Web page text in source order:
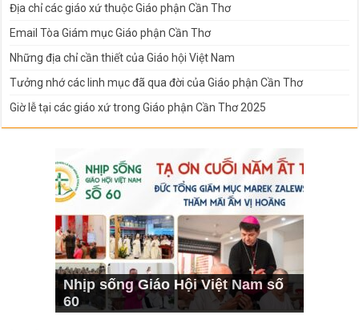
Địa chỉ các giáo xứ thuộc Giáo phận Cần Thơ
Email Tòa Giám mục Giáo phận Cần Thơ
Những địa chỉ cần thiết của Giáo hội Việt Nam
Tưởng nhớ các linh mục đã qua đời của Giáo phận Cần Thơ
Giờ lễ tại các giáo xứ trong Giáo phận Cần Thơ 2025
Nhịp sống Giáo Hội Việt Nam số
60